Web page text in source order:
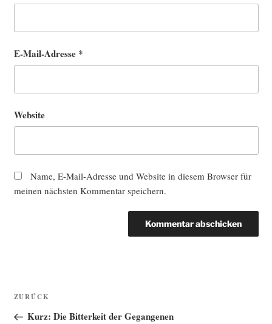
E-Mail-Adresse *
Website
Name, E-Mail-Adresse und Website in diesem Browser für
meinen nächsten Kommentar speichern.
Beitragsnavigation
Vorheriger
Beitrag
ZURÜCK
Kurz: Die Bitterkeit der Gegangenen